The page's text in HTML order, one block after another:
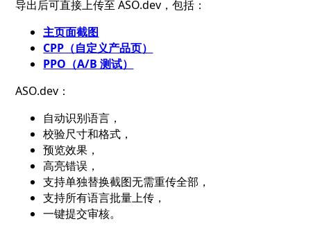
导出后可直接上传至 ASO.dev，包括：
主页面截图
CPP（自定义产品页）
PPO（A/B 测试）
ASO.dev：
自动识别语言，
校验尺寸和格式，
预览效果，
高亮错误，
支持单独替换截图无需重传全部，
支持所有语言批量上传，
一键提交审核。